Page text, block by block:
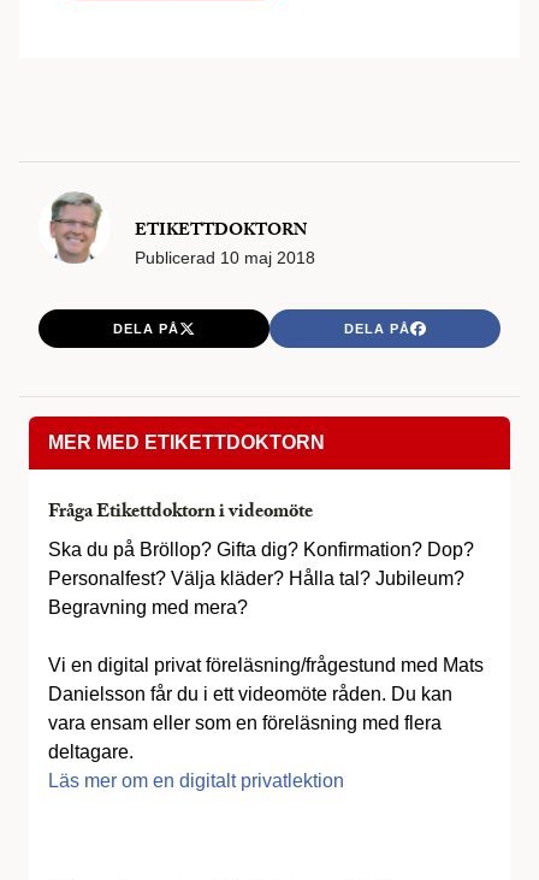
ETIKETTDOKTORN
Publicerad 10 maj 2018
DELA PÅ DELA PÅ
MER MED ETIKETTDOKTORN
Fråga Etikettdoktorn i videomöte
Ska du på Bröllop? Gifta dig? Konfirmation? Dop?
Personalfest? Välja kläder? Hålla tal? Jubileum?
Begravning med mera?
Vi en digital privat föreläsning/frågestund med Mats
Danielsson får du i ett videomöte råden. Du kan
vara ensam eller som en föreläsning med flera
deltagare.
Läs mer om en digitalt privatlektion